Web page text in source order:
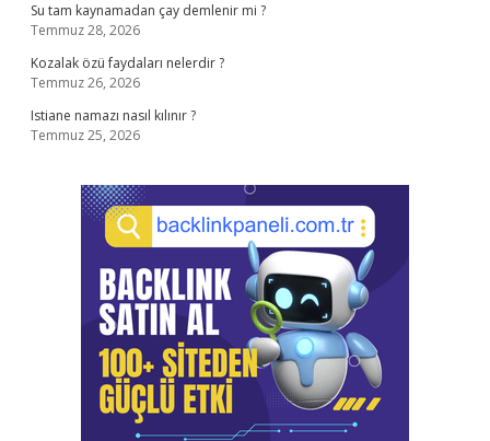
Su tam kaynamadan çay demlenir mi ?
Temmuz 28, 2026
Kozalak özü faydaları nelerdir ?
Temmuz 26, 2026
Istiane namazı nasıl kılınır ?
Temmuz 25, 2026